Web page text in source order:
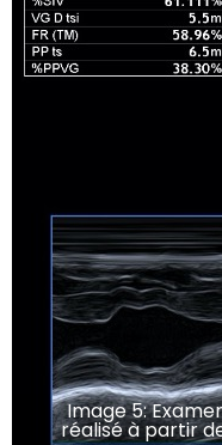
Image 5:
réalisé à partir